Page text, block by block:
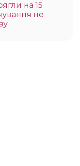
на 15
не